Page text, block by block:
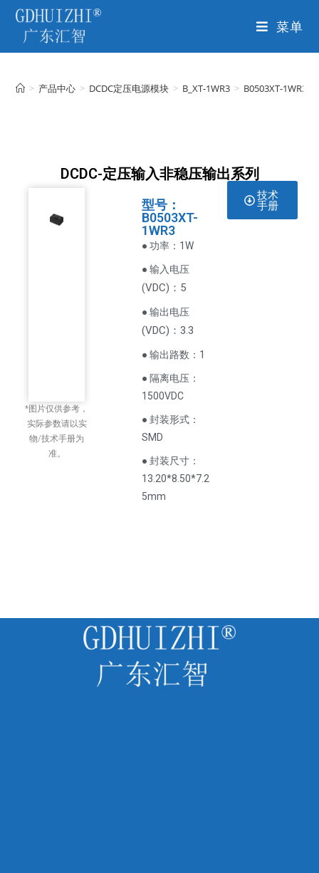
菜单
> 产品中心 > DCDC定压电源模块 > B_XT-1WR3 > B0503XT-1WR3
DCDC-定压输入非稳压输出系列
*图片仅供参考，
实际参数请以实
物/技术手册为
准。
型号：
B0503XT-
1WR3
● 功率：1W
● 输入电压
(VDC)：5
● 输出电压
(VDC) ：3.3
● 输出路数：1
● 隔离电压：
1500VDC
● 封装形式：
SMD
● 封装尺寸：
13.20*8.50*7.2
5mm
技术
手册